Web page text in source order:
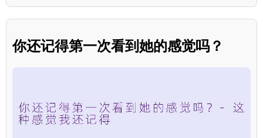
你还记得第一次看到她的感觉吗？